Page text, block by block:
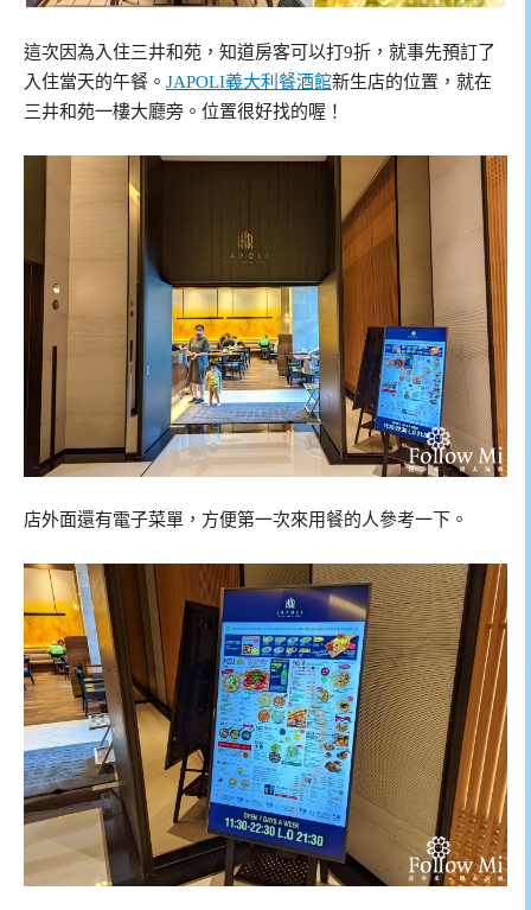
這次因為入住三井和苑，知道房客可以打9折，就事先預訂了
入住當天的午餐。 JAPOLI義大利餐酒館新生店的位置，就在
三井和苑一樓大廳旁。位置很好找的喔！
店外面還有電子菜單，方便第一次來用餐的人參考一下。